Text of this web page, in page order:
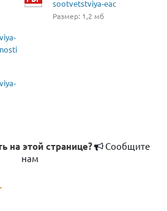
sootvetstviya-eac
Размер: 1,2 мб
на этой странице?
Сообщите
нам